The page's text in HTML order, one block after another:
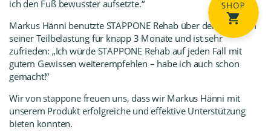
ich den Fuß bewusster aufsetzte.“
Markus Hänni benutzte STAPPONE Rehab über den Zeitraum
seiner Teilbelastung für knapp 3 Monate und ist sehr
zufrieden: „Ich würde STAPPONE Rehab auf jeden Fall mit
gutem Gewissen weiterempfehlen – habe ich auch schon
gemacht!“
Wir von stappone freuen uns, dass wir Markus Hänni mit
unserem Produkt erfolgreiche und effektive Unterstützung
bieten konnten.